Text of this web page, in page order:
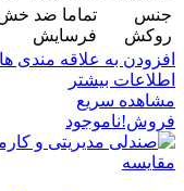
جنس
روکش
تماما ضد خش
فرسایش
افزودن به علاقه مندی ها
اطلاعات بیشتر
مشاهده سریع
فروش!ناموجود
مقایسه